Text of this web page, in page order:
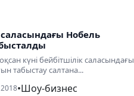
саласындағы Нобель
күні бейбітшілік саласындағы
табыстау салтана...
•Шоу-бизнес